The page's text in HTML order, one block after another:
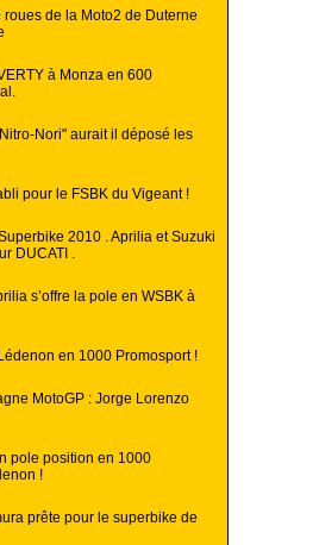
roues de la Moto2 de Duterne
à Monza en 600
Nori" aurait il déposé les
pour le FSBK du Vigeant !
2010 . Aprilia et Suzuki
DUCATI .
s’offre la pole en WSBK à
en 1000 Promosport !
MotoGP : Jorge Lorenzo
pole position en 1000
!
prête pour le superbike de